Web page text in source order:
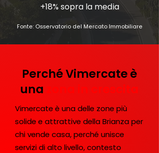
+18% sopra la media
Fonte: Osservatorio del Mercato Immobiliare
Perché Vimercate è
una
zona in crescita
Vimercate è una delle zone più
solide e attrattive della Brianza per
chi vende casa, perché unisce
servizi di alto livello, contesto